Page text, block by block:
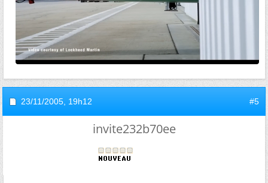
23/11/2005, 19h12 #5
invite232b70ee